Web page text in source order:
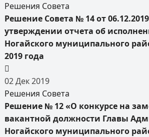
Решения Совета
Решение Совета № 14 от
утверждении отчета об
Ногайского муниципального
2019 года
02Дек2019
Решения Совета
Решение № 12 «О конкурсе на
вакантной должности Главы
Ногайского муниципального